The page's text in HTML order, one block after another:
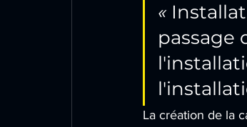
«
passage
La création de la